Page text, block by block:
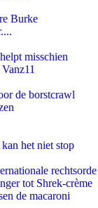
Burke
misschien
de borstcrawl
het niet stop
rechtsorde
tot Shrek-crème
de macaroni